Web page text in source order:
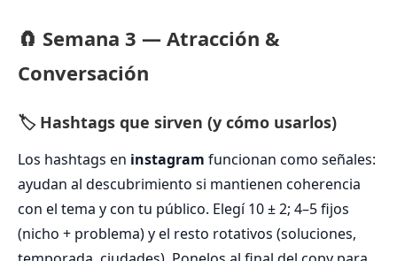
🧲 Semana 3 — Atracción &
Conversación
🏷️ Hashtags que sirven (y cómo usarlos)
Los hashtags en instagram funcionan como señales:
ayudan al descubrimiento si mantienen coherencia
con el tema y con tu público. Elegí 10 ± 2; 4–5 fijos
(nicho + problema) y el resto rotativos (soluciones,